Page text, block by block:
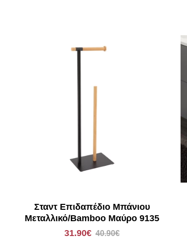
Σταντ Επιδαπέδιο Μπάνιου
Μεταλλικό/Bamboo Μαύρο 9135
31.90€ 40.90€